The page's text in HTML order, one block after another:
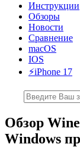
Инструкции
Обзоры
Новости
Сравнение
macOS
IOS
⚡️iPhone 17
Обзор
Windows